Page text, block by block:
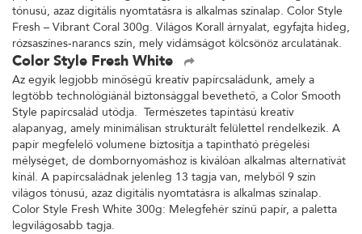
tónusú, azaz digitális nyomtatásra is alkalmas színalap. Color Style
Fresh – Vibrant Coral 300g. Világos Korall árnyalat, egyfajta hideg,
rózsaszínes-narancs szín, mely vidámságot kölcsönöz arculatának.
Color Style Fresh White
Az egyik legjobb minőségű kreatív papírcsaládunk, amely a
legtöbb technológiánál biztonsággal bevethető, a Color Smooth
Style papírcsalád utódja. Természetes tapintású kreatív
alapanyag, amely minimálisan strukturált felülettel rendelkezik. A
papír megfelelő volumene biztosítja a tapintható prégelési
mélységet, de dombornyomáshoz is kiválóan alkalmas alternatívát
kínál. A papírcsaládnak jelenleg 13 tagja van, melyből 9 szín
világos tónusú, azaz digitális nyomtatásra is alkalmas színalap.
Color Style Fresh White 300g: Melegfehér színű papír, a paletta
legvilágosabb tagja.